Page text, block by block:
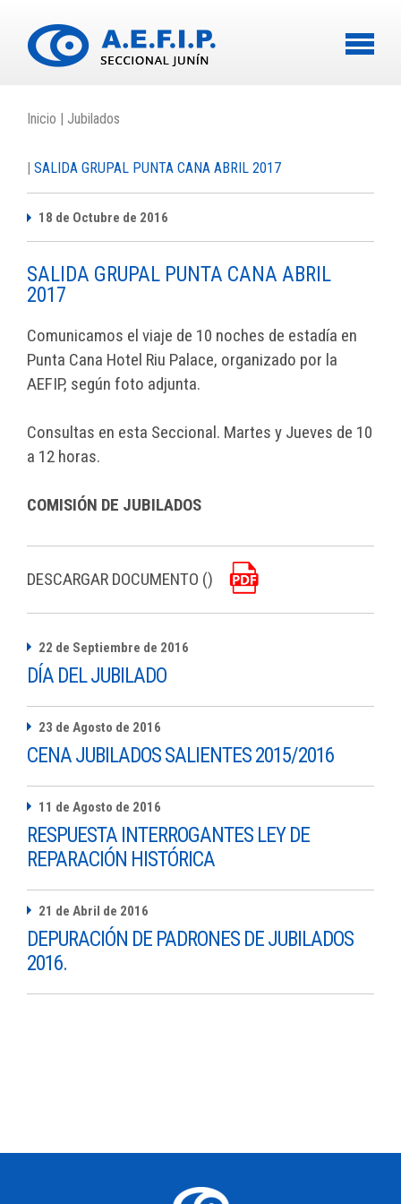
Inicio Jubilados
SALIDA GRUPAL PUNTA CANA ABRIL 2017
18 de Octubre de 2016
SALIDA GRUPAL PUNTA CANA ABRIL
2017
Comunicamos el viaje de 10 noches de estadía en
Punta Cana Hotel Riu Palace, organizado por la
AEFIP, según foto adjunta.
Consultas en esta Seccional. Martes y Jueves de 10
a 12 horas.
COMISIÓN DE JUBILADOS
DESCARGAR DOCUMENTO ()
22 de Septiembre de 2016
DÍA DEL JUBILADO
23 de Agosto de 2016
CENA JUBILADOS SALIENTES 2015/2016
11 de Agosto de 2016
RESPUESTA INTERROGANTES LEY DE
REPARACIÓN HISTÓRICA
21 de Abril de 2016
DEPURACIÓN DE PADRONES DE JUBILADOS
2016.